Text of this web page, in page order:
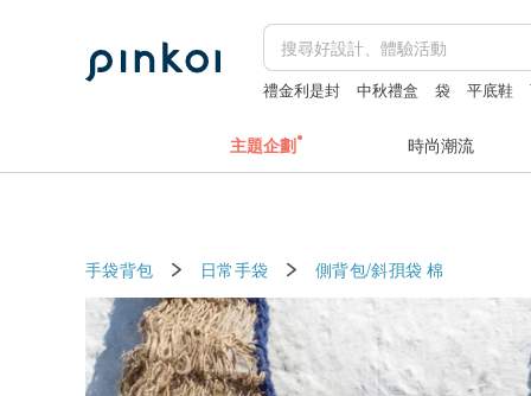
禮金利是封 中秋禮盒 袋 平底鞋
主題企劃 時尚潮流
手袋背包 日常手袋 側背包/斜孭袋 棉